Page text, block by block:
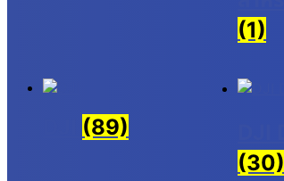
(1)
(89)
(30)